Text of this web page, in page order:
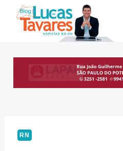
RN